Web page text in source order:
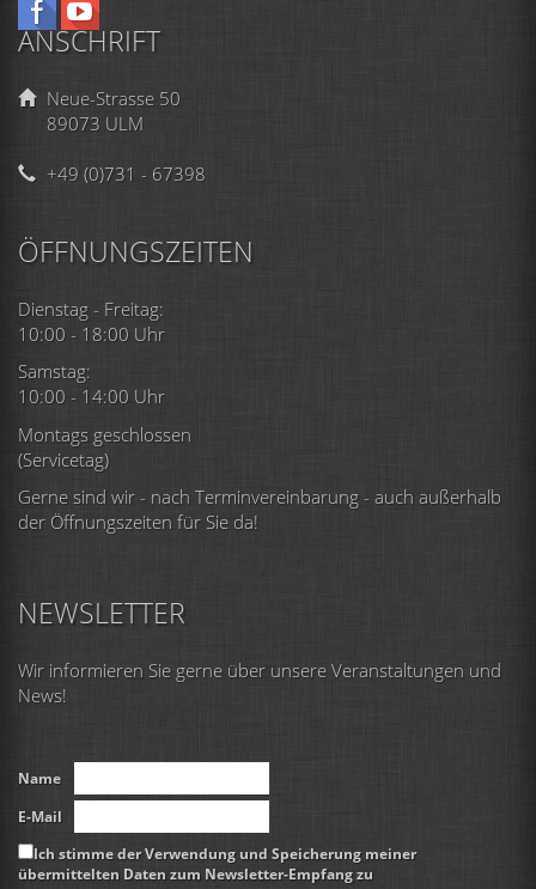
ANSCHRIFT
Neue-Strasse 50
89073 ULM
+49 (0)731 - 67398
ÖFFNUNGSZEITEN
Dienstag - Freitag:
10:00 - 18:00 Uhr
Samstag:
10:00 - 14:00 Uhr
Montags geschlossen
(Servicetag)
Gerne sind wir - nach Terminvereinbarung - auch außerhalb
der Öffnungszeiten für Sie da!
NEWSLETTER
Wir informieren Sie gerne über unsere Veranstaltungen und
News!
Name
E-Mail
Ich stimme der Verwendung und Speicherung meiner
übermittelten Daten zum Newsletter-Empfang zu